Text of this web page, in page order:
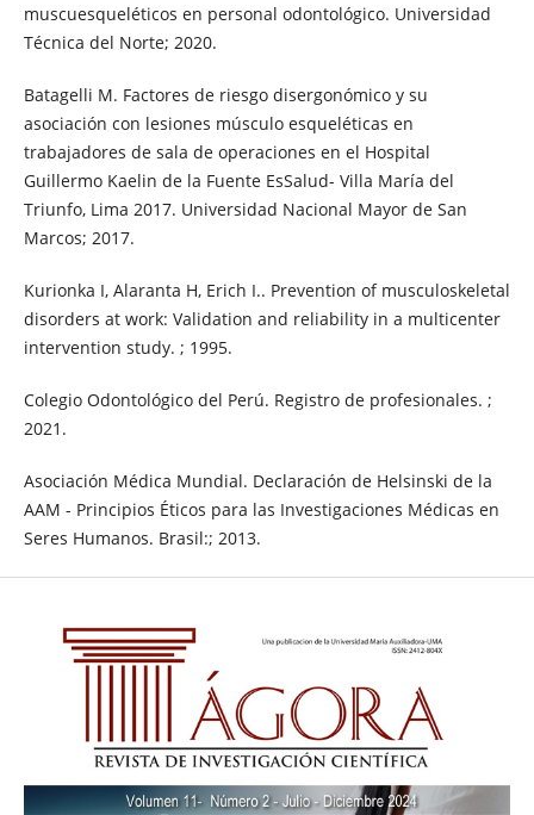
muscuesqueléticos en personal odontológico. Universidad
Técnica del Norte; 2020.
Batagelli M. Factores de riesgo disergonómico y su
asociación con lesiones músculo esqueléticas en
trabajadores de sala de operaciones en el Hospital
Guillermo Kaelin de la Fuente EsSalud- Villa María del
Triunfo, Lima 2017. Universidad Nacional Mayor de San
Marcos; 2017.
Kurionka I, Alaranta H, Erich I.. Prevention of musculoskeletal
disorders at work: Validation and reliability in a multicenter
intervention study. ; 1995.
Colegio Odontológico del Perú. Registro de profesionales. ;
2021.
Asociación Médica Mundial. Declaración de Helsinski de la
AAM - Principios Éticos para las Investigaciones Médicas en
Seres Humanos. Brasil:; 2013.